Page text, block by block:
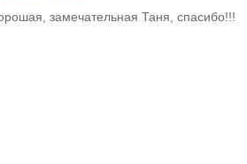
замечательная Таня, спасибо!!!